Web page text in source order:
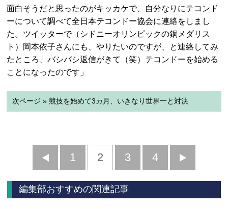
面白そうだと思ったのがキッカケで、自分なりにテコンド
ーについて調べて全日本テコンドー協会に連絡をしまし
た。ツイッターで（シドニーオリンピックの銅メダリス
ト）岡本依子さんにも、やりたいのですが、と連絡してみ
たところ、バシバシ返信がきて（笑）テコンドーを始める
ことになったのです」
次ページ » 競技を始めて3カ月、いきなり世界一と対決
前
へ
1 2 3 4
へ
編集部おすすめの関連記事